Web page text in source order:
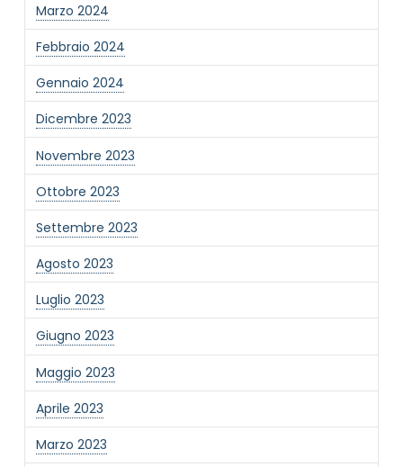
Marzo 2024
Febbraio 2024
Gennaio 2024
Dicembre 2023
Novembre 2023
Ottobre 2023
Settembre 2023
Agosto 2023
Luglio 2023
Giugno 2023
Maggio 2023
Aprile 2023
Marzo 2023
Newsletter
Desidero rimanere aggiornato sulle ultime
novità dell'Associazione tramite l'iscrizione alla
newsletter
Invia